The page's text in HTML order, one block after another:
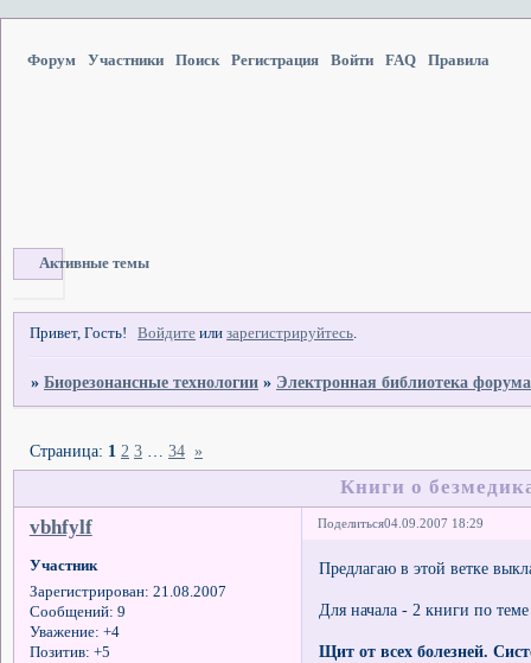
Форум Участники Поиск Регистрация Войти FAQ Правила
Активные темы
Привет, Гость! Войдите илизарегистрируйтесь.
»Биорезонансные технологии » Электронная библиотека форума
Книги о
Страница: 1 2 3 … 34 »
Поделиться04.09.2007 18:29
vbhfylf
Участник
Зарегистрирован: 21.08.2007
Сообщений: 9
Уважение: +4
Позитив: +5
Предлагаю в этой ветке
Для начала - 2 книги по
Щит от всех болезней.